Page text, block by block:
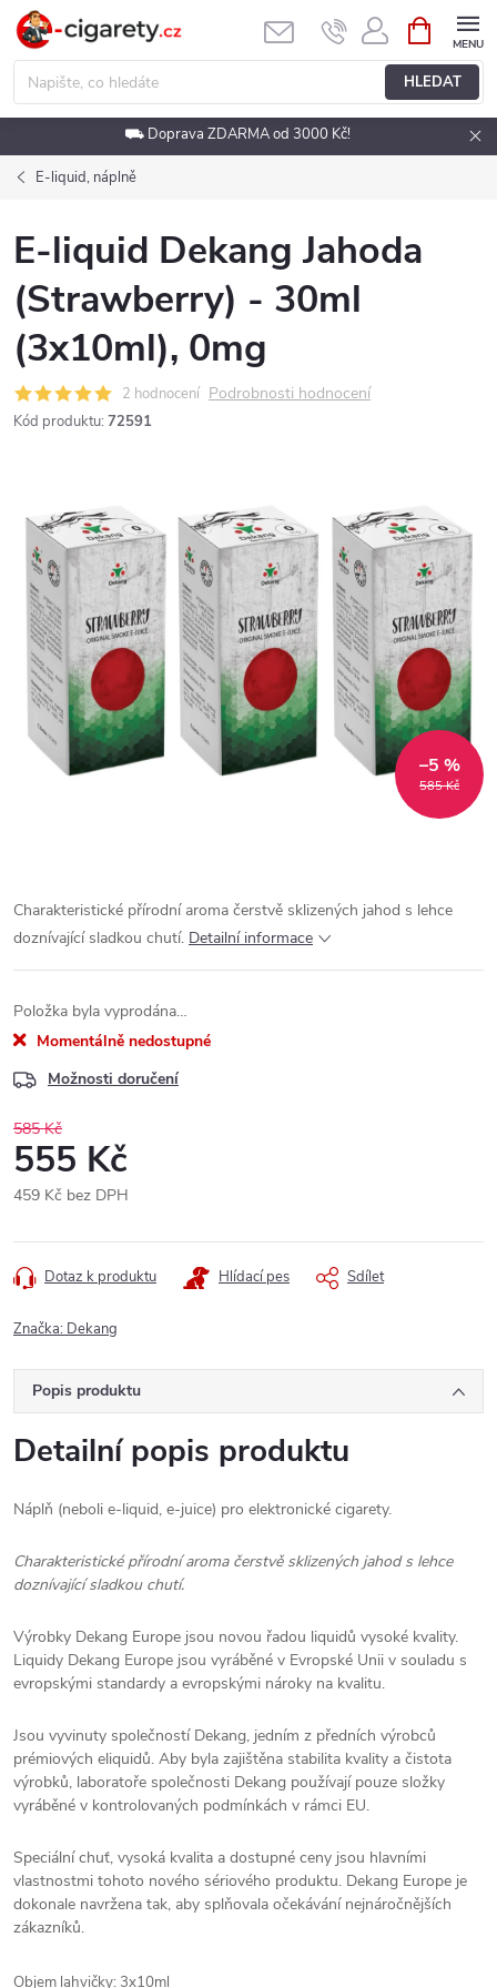
Přejít
obsah
HLEDAT
NÁKUPNÍ
KOŠÍK
⛟ Doprava ZDARMA od 3000 Kč!
E-liquid, náplně
E-liquid Dekang Jahoda
(Strawberry) - 30ml
(3x10ml), 0mg
2 hodnocení Podrobnosti hodnocení
Kód produktu: 72591
585 Kč
–5 %
Charakteristické přírodní aroma čerstvě sklizených jahod s lehce
doznívající sladkou chutí. Detailní informace
Položka byla vyprodána…
Momentálně nedostupné
Možnosti doručení
585 Kč
555 Kč
459 Kč bez DPH
cena:
Dotaz k produktu Hlídací pes Sdílet
Značka: Dekang
Popis produktu
Detailní popis produktu
Náplň (neboli e-liquid, e-juice) pro elektronické cigarety.
Charakteristické přírodní aroma čerstvě sklizených jahod s lehce
doznívající sladkou chutí.
Výrobky Dekang Europe jsou novou řadou liquidů vysoké kvality.
Liquidy Dekang Europe jsou vyráběné v Evropské Unii v souladu s
evropskými standardy a evropskými nároky na kvalitu.
Jsou vyvinuty společností Dekang, jedním z předních výrobců
prémiových eliquidů. Aby byla zajištěna stabilita kvality a čistota
výrobků, laboratoře společnosti Dekang používají pouze složky
vyráběné v kontrolovaných podmínkách v rámci EU.
Speciální chuť, vysoká kvalita a dostupné ceny jsou hlavními
vlastnostmi tohoto nového sériového produktu. Dekang Europe je
dokonale navržena tak, aby splňovala očekávání nejnáročnějších
zákazníků.
Objem lahvičky: 3x10ml